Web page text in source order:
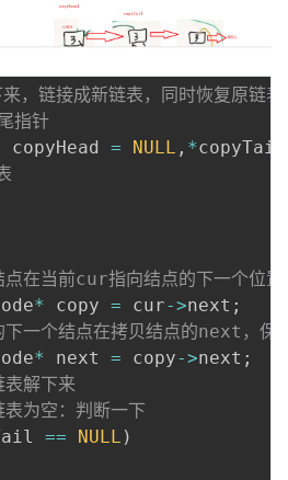
链接成新链表，同时恢复原链表
指针
copyHead = NULL , *
在当前cur指向结点的下一个位置
* copy = cur->next ;
一个结点在拷贝结点的next，保
* next = copy->next ;
解下来
为空：判断一下
== NULL )